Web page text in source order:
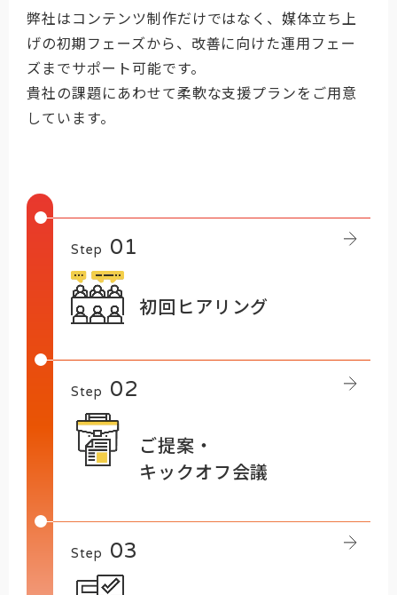
弊社はコンテンツ制作だけではなく、媒体立ち上
げの初期フェーズから、改善に向けた運用フェー
ズまでサポート可能です。
貴社の課題にあわせて柔軟な支援プランをご用意
しています。
Step
初回ヒアリング
Step
ご提案・
キックオフ会議
Step